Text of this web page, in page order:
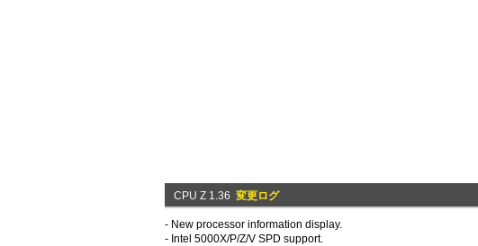
CPU Z 1.36 変更ログ
- New processor information display.
- Intel 5000X/P/Z/V SPD support.